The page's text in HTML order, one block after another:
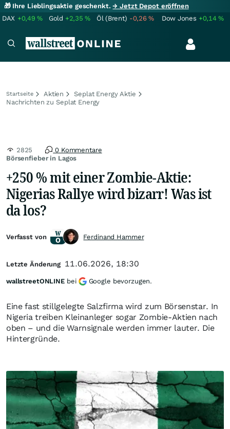
🎁 Ihre Lieblingsaktie geschenkt.→ Jetzt Depot eröffnen
DAX +0,49% Gold +2,35% Öl (Brent) -0,26% Dow Jones +0,14%
Startseite Aktien
Seplat Energy Aktie
Nachrichten zu Seplat Energy
Börsenfieber in Lagos
2825 0 Kommentare
+250 % mit einer Zombie-Aktie:
Nigerias Rallye wird bizarr! Was ist
da los?
Eine fast stillgelegte Salzfirma wird zum Börsenstar. In
Nigeria treiben Kleinanleger sogar Zombie-Aktien nach
oben – und die Warnsignale werden immer lauter. Die
Hintergründe.
Verfasst von Ferdinand Hammer
Letzte Änderung 11.06.2026, 18:30
wallstreetONLINE bei Google bevorzugen.